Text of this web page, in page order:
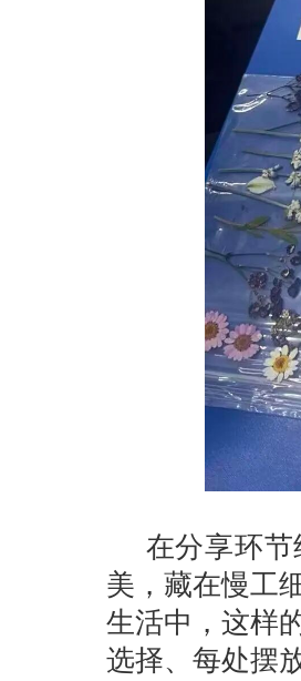
在分享环
美，藏在慢工
生活中，这样
选择、每处摆